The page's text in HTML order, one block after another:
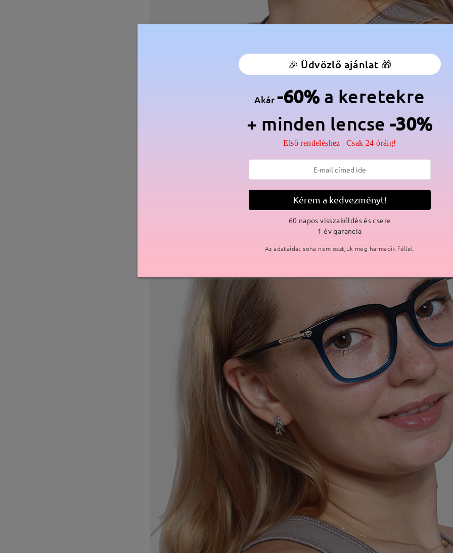
🎉 Üdvözlő ajánlat 🎁
Akár-60% a keretekre
+ minden lencse -30%
Első rendeléshez | Csak 24 óráig!
Kérem a kedvezményt!
60 napos visszaküldés és csere
1 év garancia
Az adataidat soha nem osztjuk meg harmadik féllel.